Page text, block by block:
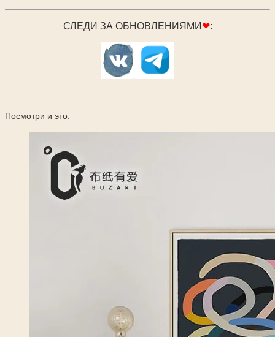
СЛЕДИ ЗА ОБНОВЛЕНИЯМИ ❤:
Посмотри и это: